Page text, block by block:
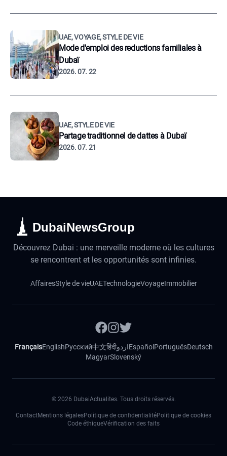
UAE, VOYAGE, STYLE DE VIE
Mode d'emploi des reductions familiales à
Dubaï
2026. 07. 22
UAE, STYLE DE VIE
Partage traditionnel de dattes à Dubaï
2026. 07. 21
DubaiNewsGroup
Découvrez Dubai : une merveille moderne où les cultures
se rencontrent et les opportunités sont infinies.
AffairesStyle de vieUAETechnologieVoyageImmobilier
FrançaisEnglishРусский中文हिंदीاردوEspañol PortuguêsDeutsch
MagyarSlovenský
© 2026 DubaiActualites. Tous droits réservés.
ContactMentions légalesPolitique de confidentialitéPolitique de cookies
Code éthiqueVérification des faits